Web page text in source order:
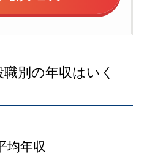
別の年収はいく
均年収